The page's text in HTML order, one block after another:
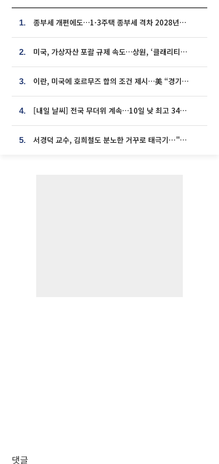
1. 종부세 개편에도…1·3주택 종부세 격차 2028년부터 확대
2. 미국, 가상자산 포괄 규제 속도…상원, ‘클래리티법’ 9월 절차투표 추진
3. 이란, 미국에 호르무즈 합의 조건 제시…美 “경기 아직 안 끝나” [종합]
4. [내일 날씨] 전국 무더위 계속…10일 낮 최고 34도 육박
5. 서경덕 교수, 김희철도 분노한 거꾸로 태극기⋯"엉터리는 아냐, 아쉬울 뿐"
댓글